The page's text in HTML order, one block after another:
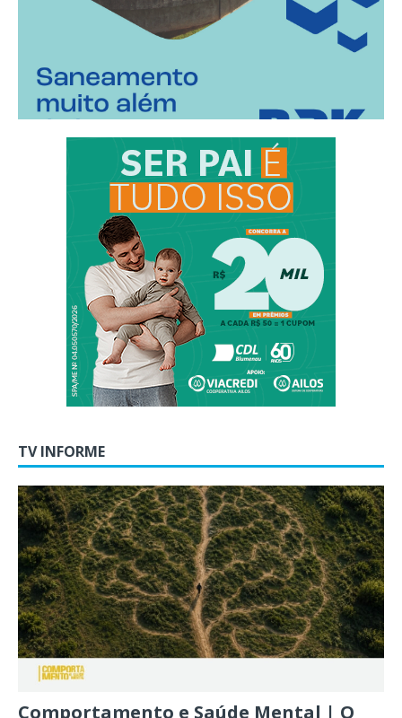
TV INFORME
Comportamento e Saúde Mental | O